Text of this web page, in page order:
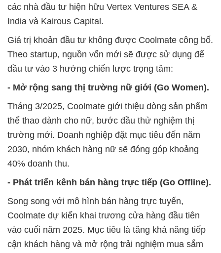
các nhà đầu tư hiện hữu Vertex Ventures SEA &
India và Kairous Capital.
Giá trị khoản đầu tư không được Coolmate công bố.
Theo startup, nguồn vốn mới sẽ được sử dụng để
đầu tư vào 3 hướng chiến lược trọng tâm:
- Mở rộng sang thị trường nữ giới (Go Women).
Tháng 3/2025, Coolmate giới thiệu dòng sản phẩm
thể thao dành cho nữ, bước đầu thử nghiệm thị
trường mới. Doanh nghiệp đặt mục tiêu đến năm
2030, nhóm khách hàng nữ sẽ đóng góp khoảng
40% doanh thu.
- Phát triển kênh bán hàng trực tiếp (Go Offline).
Song song với mô hình bán hàng trực tuyến,
Coolmate dự kiến khai trương cửa hàng đầu tiên
vào cuối năm 2025. Mục tiêu là tăng khả năng tiếp
cận khách hàng và mở rộng trải nghiệm mua sắm